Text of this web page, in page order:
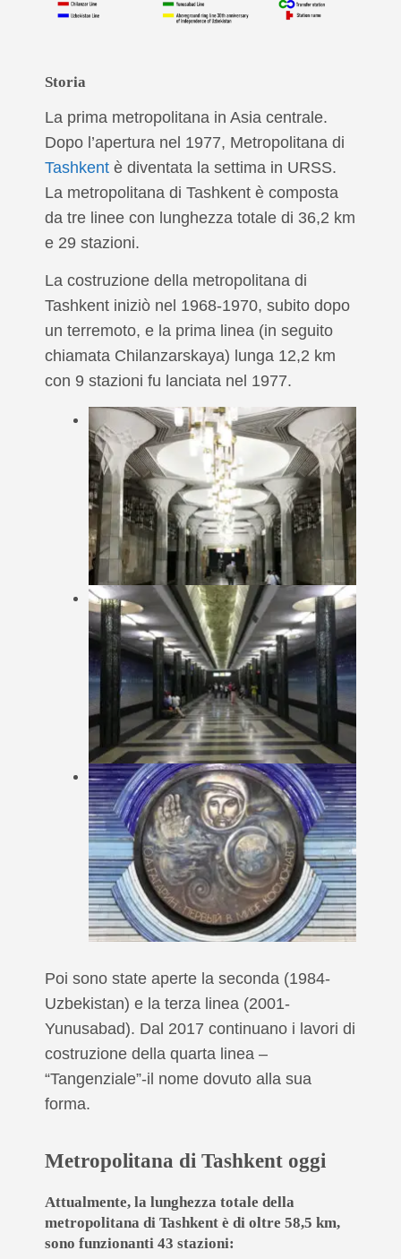
Storia
La prima metropolitana in Asia centrale.
Dopo l’apertura nel 1977, Metropolitana di
Tashkentè diventata la settima in URSS.
La metropolitana di Tashkent è composta
da tre linee con lunghezza totale di 36,2 km
e 29 stazioni.
La costruzione della metropolitana di
Tashkent iniziò nel 1968-1970, subito dopo
un terremoto, e la prima linea (in seguito
chiamata Chilanzarskaya) lunga 12,2 km
con 9 stazioni fu lanciata nel 1977.
Poi sono state aperte la seconda (1984-
Uzbekistan) e la terza linea (2001-
Yunusabad). Dal 2017 continuano i lavori di
costruzione della quarta linea –
“Tangenziale”-il nome dovuto alla sua
forma.
Metropolitana di Tashkent oggi
Attualmente, la lunghezza totale della
metropolitana di Tashkent è di oltre 58,5 km,
sono funzionanti 43 stazioni: